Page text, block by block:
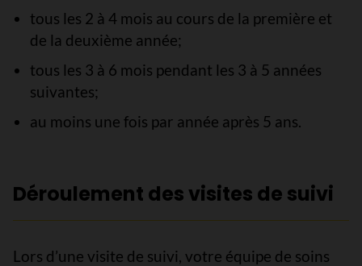
tous les 2 à 4 mois au cours de la première et
de la deuxième année;
tous les 3 à 6 mois pendant les 3 à 5 années
suivantes;
au moins une fois par année après 5 ans.
Déroulement des visites de suivi
Lors d’une visite de suivi, votre équipe de soins